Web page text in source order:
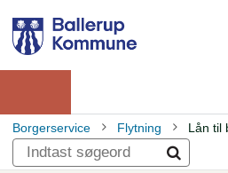
hovedindhold
Primær
navigation
Brødkrumme
Borgerservice Flytning Lån til